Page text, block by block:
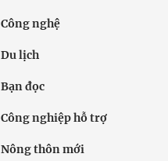
Công nghệ
Du lịch
Bạn đọc
Công nghiệp hỗ trợ
Nông thôn mới